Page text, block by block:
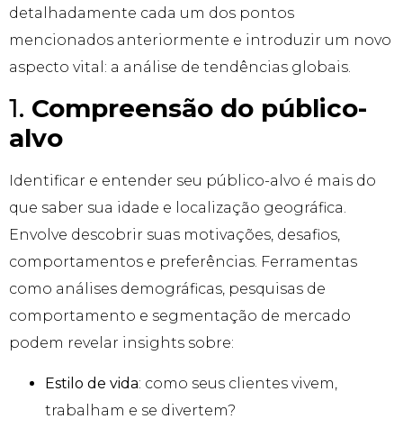
detalhadamente cada um dos pontos
mencionados anteriormente e introduzir um novo
aspecto vital: a análise de tendências globais.
1. Compreensão do público-
alvo
Identificar e entender seu público-alvo é mais do
que saber sua idade e localização geográfica.
Envolve descobrir suas motivações, desafios,
comportamentos e preferências. Ferramentas
como análises demográficas, pesquisas de
comportamento e segmentação de mercado
podem revelar insights sobre:
Estilo de vida: como seus clientes vivem,
trabalham e se divertem?